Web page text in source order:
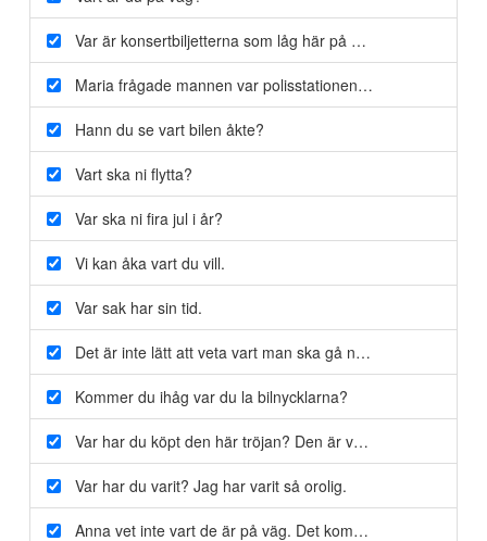
Varär konsertbiljetterna som låg här på bordet nyss?
Maria frågade mannen varpolisstationen låg.
Hann du se vartbilen åkte?
Vartska ni flytta?
Varska ni fira jul i år?
Vi kan åka vartdu vill.
Varsak har sin tid.
Det är inte lätt att veta vartman ska gå när man är ny i
Kommer du ihåg vardu la bilnycklarna?
Varhar du köpt den här tröjan? Den är väldigt snygg.
Varhar du varit? Jag har varit så orolig.
Anna vet inte vartde är på väg. Det kommer att bli en